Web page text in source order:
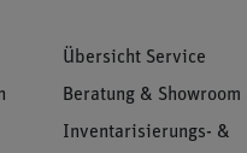
Übersicht Service
Beratung & Showroom
Inventarisierungs- &